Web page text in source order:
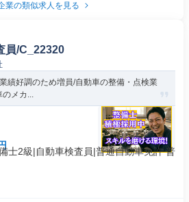
業の類似求人を見る
員/C_22320
績好調のため増員/自動車の整備・点検業
のメカ...
士2級|自動車検査員|普通自動車免許 普